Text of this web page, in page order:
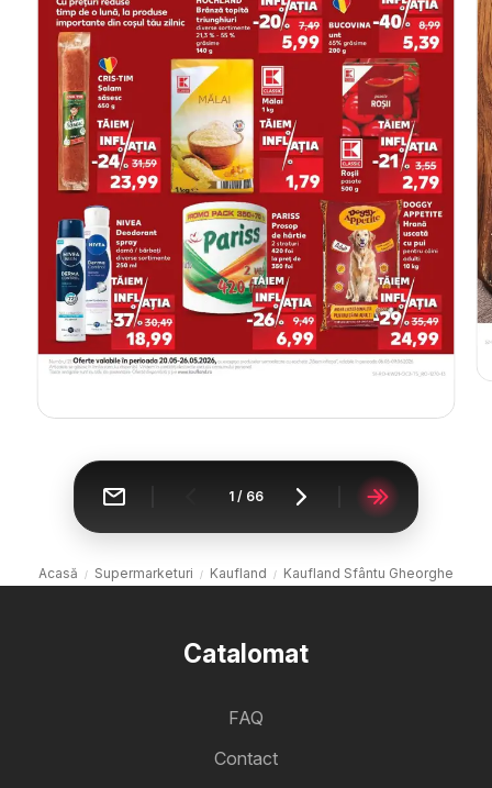
1 / 66
Acasă Supermarketuri Kaufland Kaufland Sfântu Gheorghe
Catalomat
FAQ
Contact